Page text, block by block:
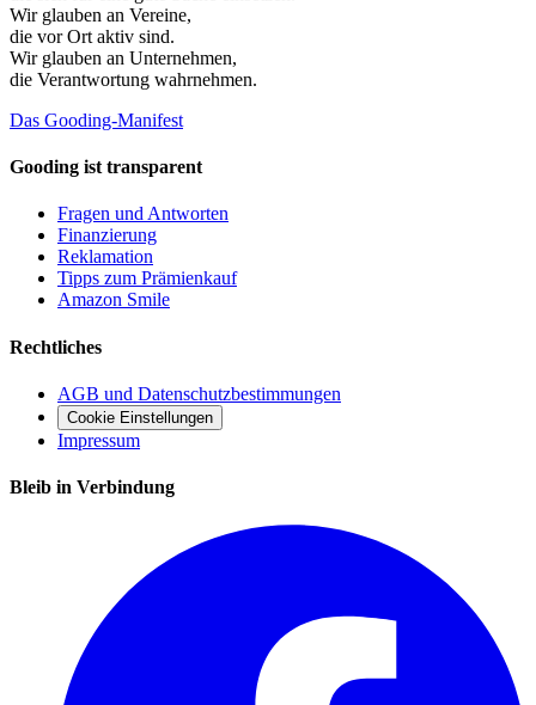
Wir glauben an Vereine,
die vor Ort aktiv sind.
Wir glauben an Unternehmen,
die Verantwortung wahrnehmen.
Das Gooding-Manifest
Gooding ist transparent
Fragen und Antworten
Finanzierung
Reklamation
Tipps zum Prämienkauf
Amazon Smile
Rechtliches
AGB und Datenschutzbestimmungen
Cookie Einstellungen
Impressum
Bleib in Verbindung